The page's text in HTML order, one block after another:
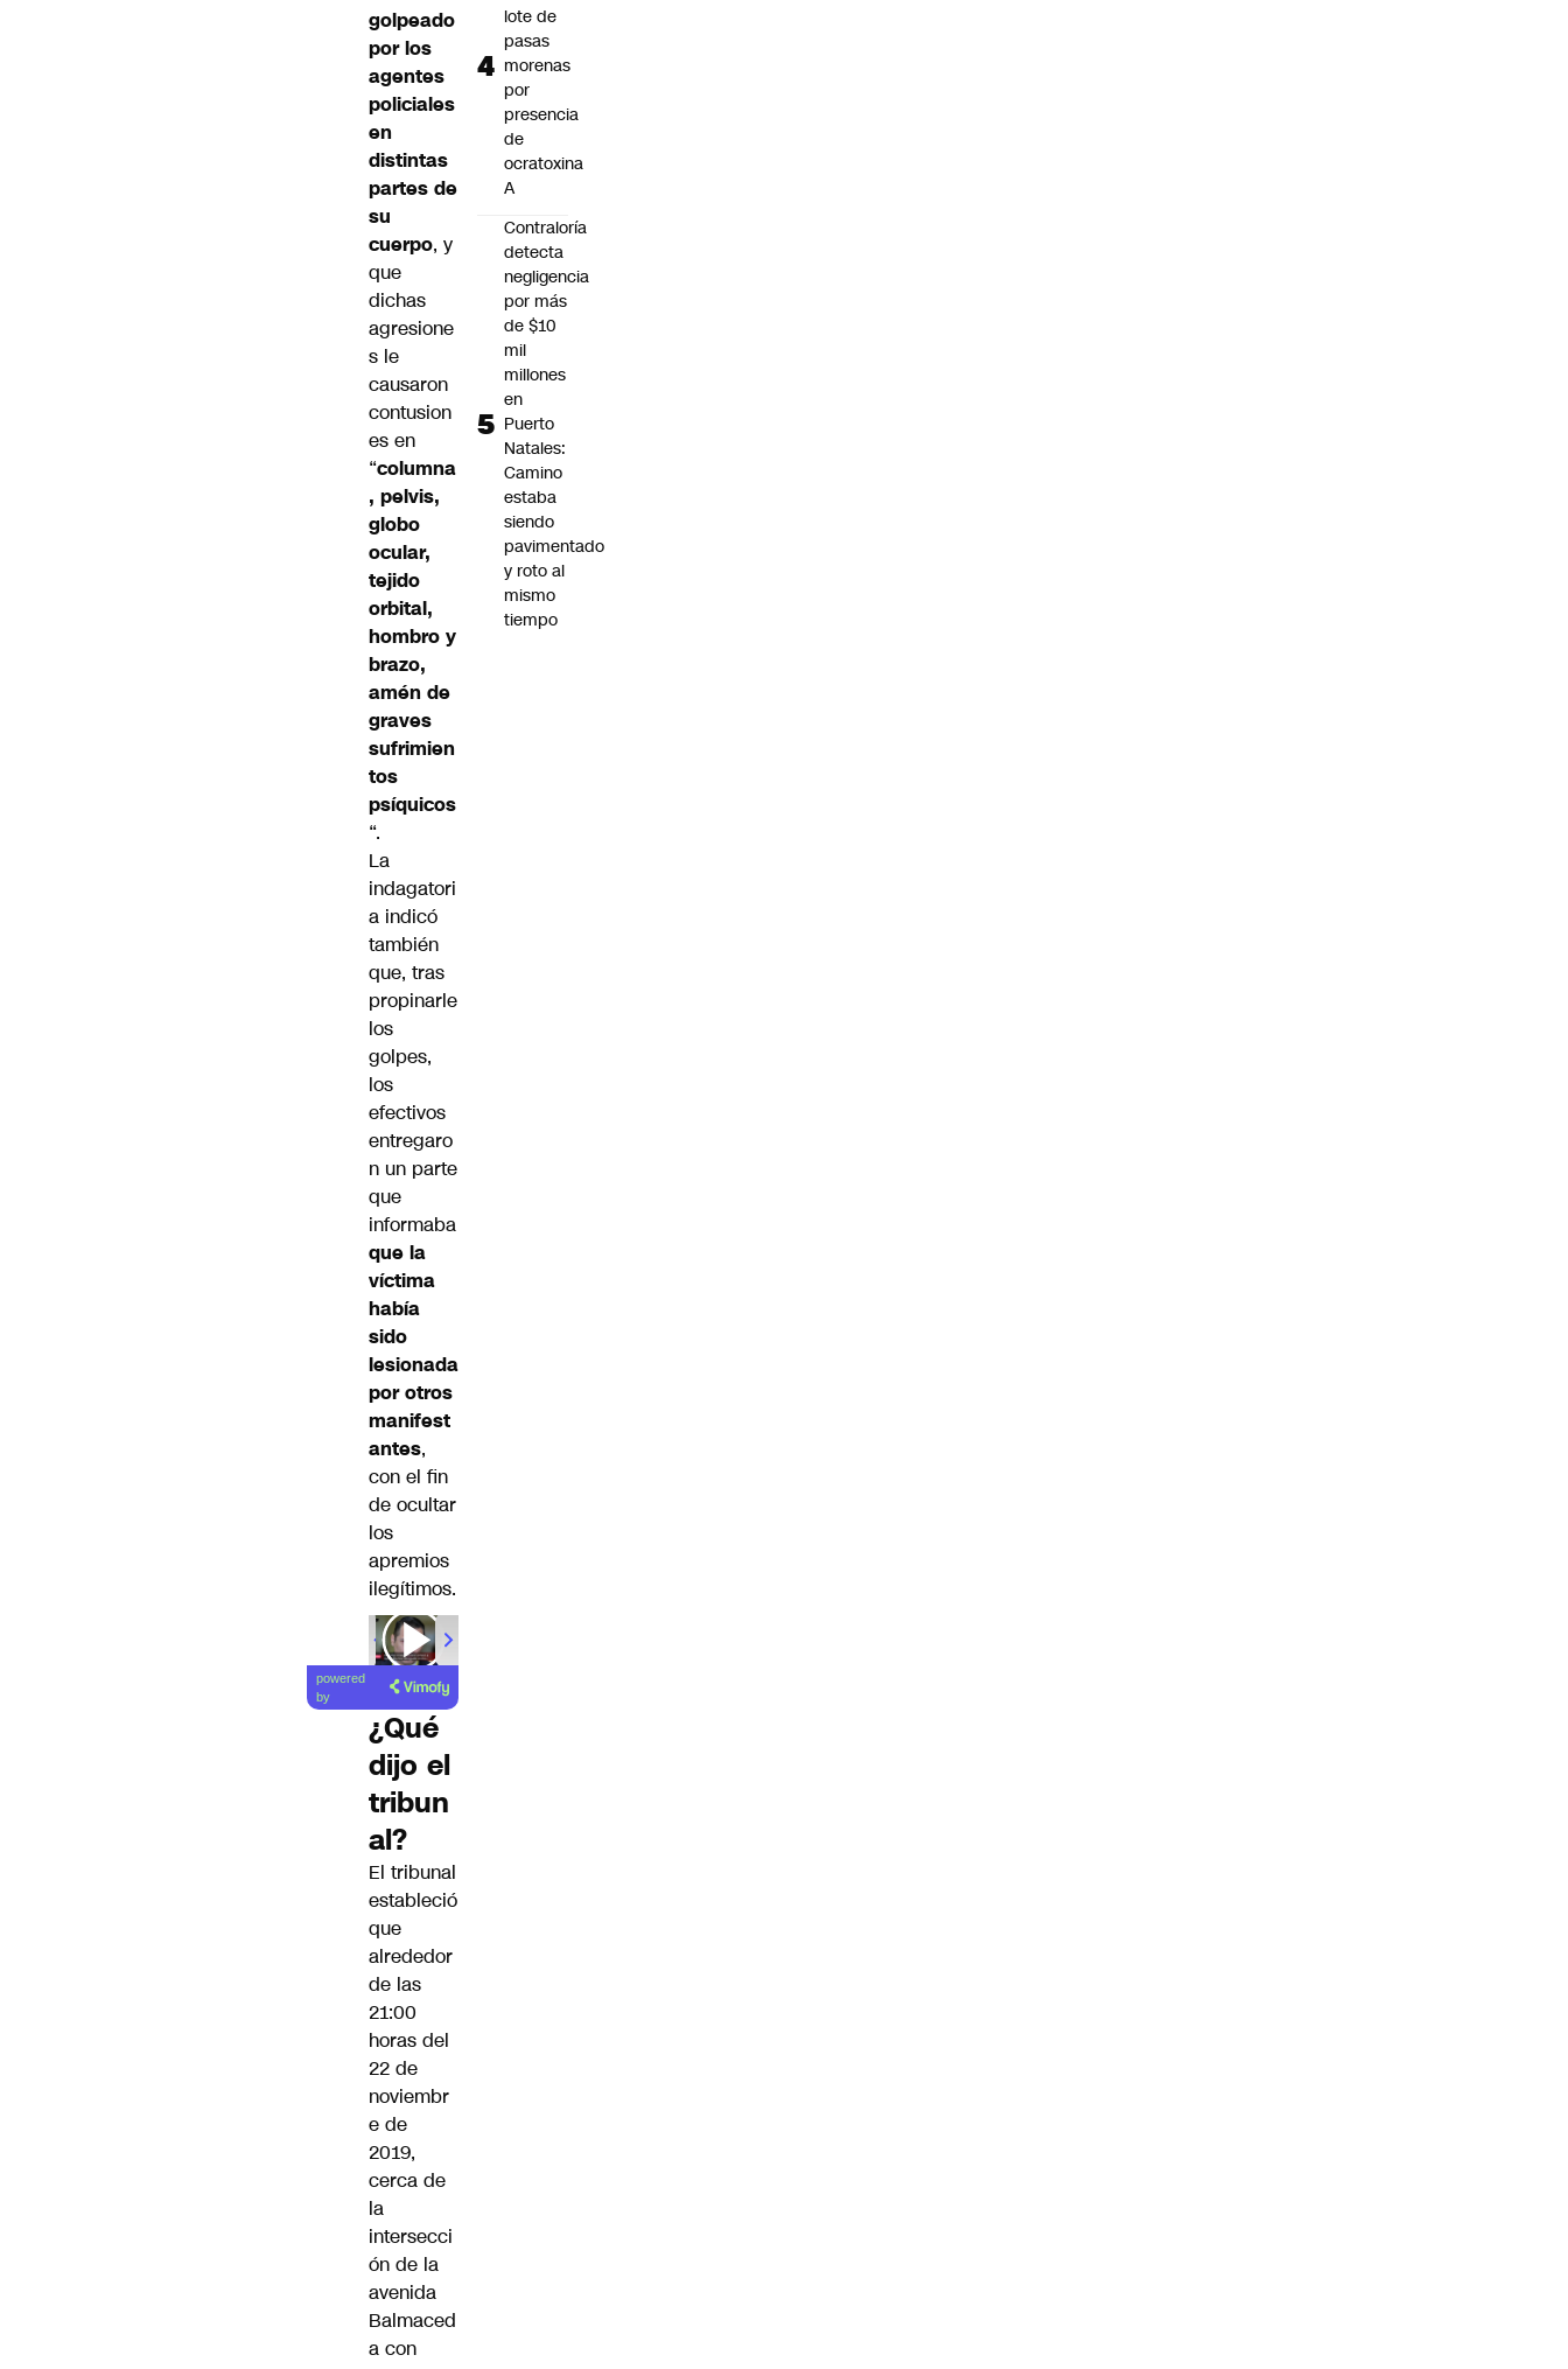
golpeado
por los
agentes
policiales
en
distintas
partes de
su
cuerpo, y
que
dichas
agresione
s le
causaron
contusion
es en
“columna
, pelvis,
globo
ocular,
tejido
orbital,
hombro y
brazo,
amén de
graves
sufrimien
tos
psíquicos
“.
La
indagatori
a indicó
también
que, tras
propinarle
los
golpes,
los
efectivos
entregaro
n un parte
que
informaba
que la
víctima
había
sido
lesionada
por otros
manifest
antes,
con el fin
de ocultar
los
apremios
ilegítimos.
powered
by
¿Qué
dijo el
tribun
al?
El tribunal
estableció
que
alrededor
de las
21:00
horas del
22 de
noviembr
e de
2019,
cerca de
la
intersecci
ón de la
avenida
Balmaced
a con
lote de
pasas
morenas
por
presencia
de
ocratoxina
A
Contraloría
detecta
negligencia
por más
de $10
mil
millones
en
Puerto
Natales:
Camino
estaba
siendo
pavimentado
y roto al
mismo
tiempo